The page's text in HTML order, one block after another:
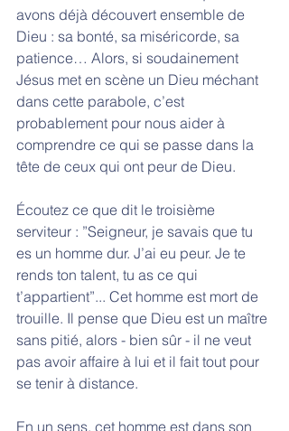
avons déjà découvert ensemble de
Dieu : sa bonté, sa miséricorde, sa
patience… Alors, si soudainement
Jésus met en scène un Dieu méchant
dans cette parabole, c’est
probablement pour nous aider à
comprendre ce qui se passe dans la
tête de ceux qui ont peur de Dieu.
Écoutez ce que dit le troisième
serviteur : ”Seigneur, je savais que tu
es un homme dur. J’ai eu peur. Je te
rends ton talent, tu as ce qui
t’appartient”... Cet homme est mort de
trouille. Il pense que Dieu est un maître
sans pitié, alors - bien sûr - il ne veut
pas avoir affaire à lui et il fait tout pour
se tenir à distance.
En un sens, cet homme est dans son